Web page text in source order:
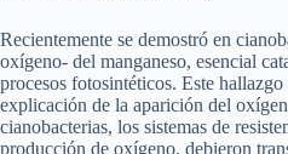
Recientemente se demostró en
oxígeno- del manganeso, esencial
procesos fotosintéticos. Este
explicación de la aparición del
cianobacterias, los sistemas de
producción de oxígeno, debieron